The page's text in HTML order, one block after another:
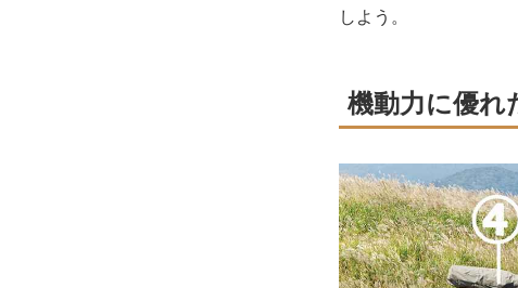
しよう。
機動力に優れ